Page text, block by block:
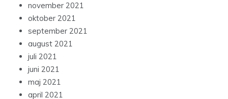
november 2021
oktober 2021
september 2021
august 2021
juli 2021
juni 2021
maj 2021
april 2021